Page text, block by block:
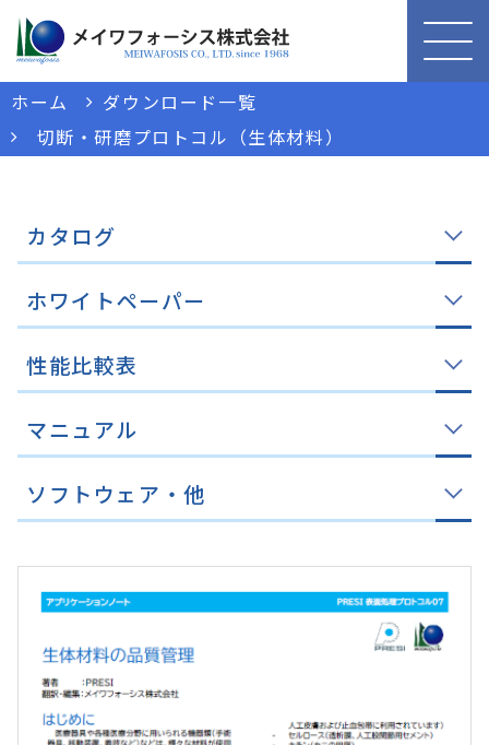
ホーム
ダウンロード一覧
切断・研磨プロトコル（生体材料）
カタログ
ホワイトペーパー
性能比較表
マニュアル
ソフトウェア・他